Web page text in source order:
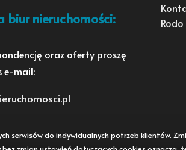
biur nieruchomości:
oraz oferty proszę
e-mail:
Rodo
serwisów do indywidualnych potrzeb klientów.